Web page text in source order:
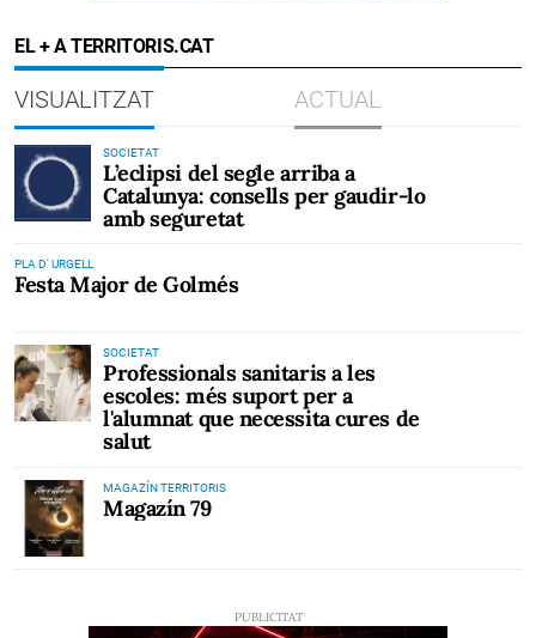
EL + A TERRITORIS.CAT
VISUALITZAT ACTUAL
SOCIETAT
L’eclipsi del segle arriba a
Catalunya: consells per gaudir-lo
amb seguretat
PLA D' URGELL
Festa Major de Golmés
SOCIETAT
Professionals sanitaris a les
escoles: més suport per a
l'alumnat que necessita cures de
salut
MAGAZÍN TERRITORIS
Magazín 79